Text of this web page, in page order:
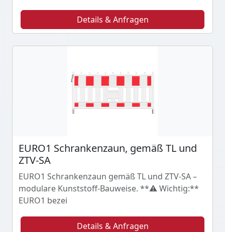
Details & Anfragen
EURO1 Schrankenzaun, gemäß TL und
ZTV-SA
EURO1 Schrankenzaun gemäß TL und ZTV-SA –
modulare Kunststoff-Bauweise. **⚠️ Wichtig:**
EURO1 bezei
Details & Anfragen